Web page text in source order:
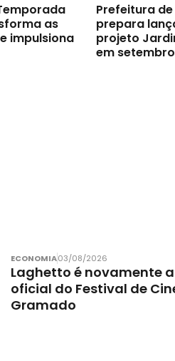
as
impulsiona
Prefeitura
prepara
projeto
em setembro
ECONOMIA03/08/2026
Laghetto é novamente
oficial do Festival de
Gramado